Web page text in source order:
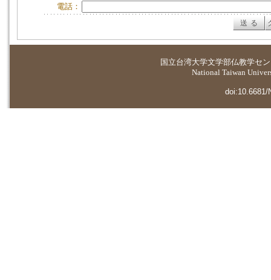
電話：
国立台湾大学文学部仏教学セ
National Taiwan
doi:10.6681/